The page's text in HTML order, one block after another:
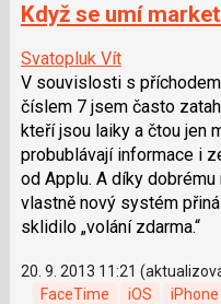
Když se umí
Svatopluk Vít
V souvislosti s
číslem 7 jsem často
kteří jsou laiky a čtou jen
probublávají informace i
od Applu. A díky
vlastně nový systém
sklidilo „volání zdarma.“
20. 9. 2013 11:21
FaceTime
iOS iPhone